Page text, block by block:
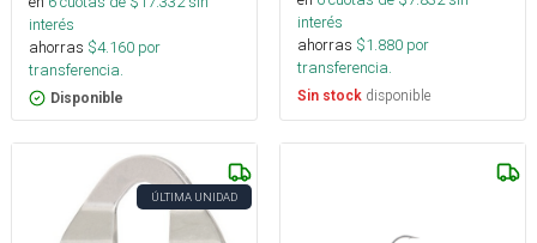
interés
ahorras $4.160 por
transferencia.
Disponible
interés
ahorras $1.880 por
transferencia.
Sin stock disponible
ÚLTIMA UNIDAD